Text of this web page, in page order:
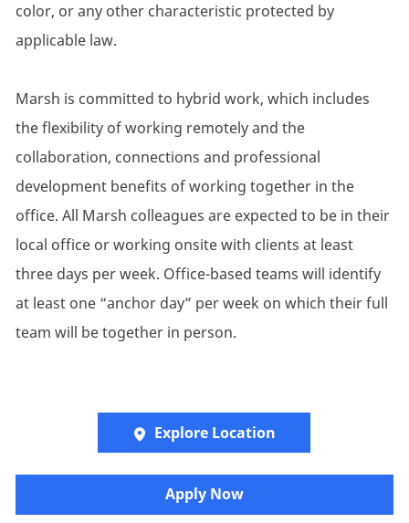
color, or any other characteristic protected by
applicable law.
Marsh is committed to hybrid work, which includes
the flexibility of working remotely and the
collaboration, connections and professional
development benefits of working together in the
office. All Marsh colleagues are expected to be in their
local office or working onsite with clients at least
three days per week. Office-based teams will identify
at least one “anchor day” per week on which their full
team will be together in person.
Explore Location
Apply Now